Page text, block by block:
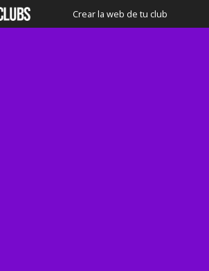
Crear la web de tu club